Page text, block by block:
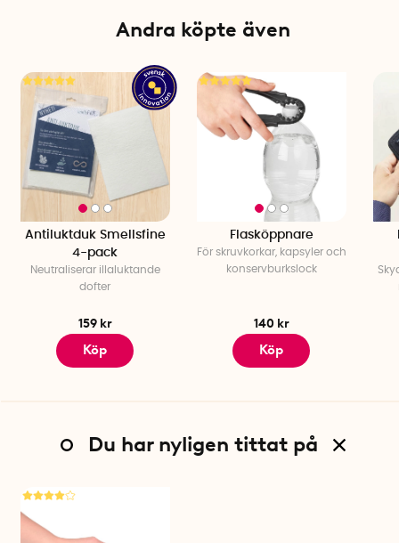
Andra köpte även
Antiluktduk Smellsfine
4-pack
Neutraliserar illaluktande
dofter
159 kr
Köp
Flasköppnare
För skruvkorkar, kapsyler och
konservburkslock
140 kr
Köp
Du har nyligen tittat på